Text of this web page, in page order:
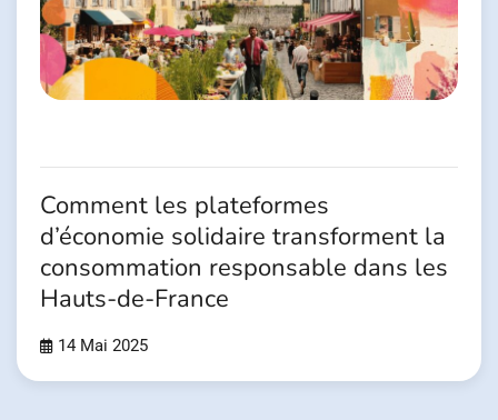
Comment les plateformes
d’économie solidaire transforment la
consommation responsable dans les
Hauts-de-France
14 Mai 2025